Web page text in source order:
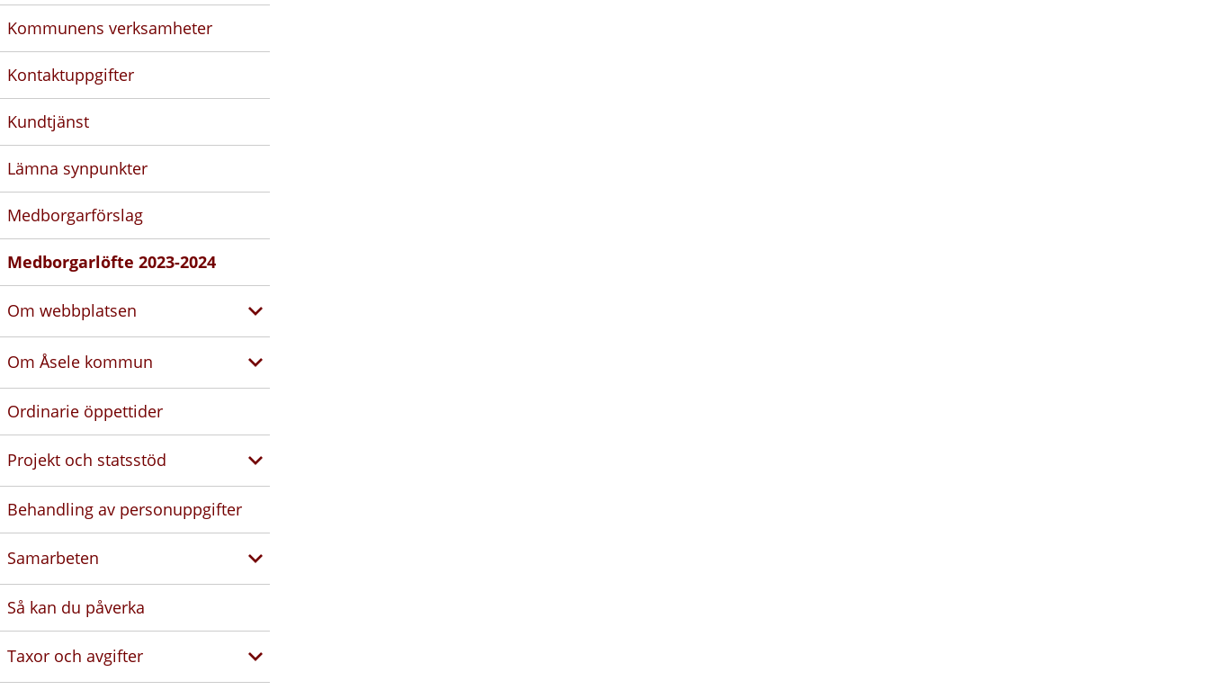
Kommunens verksamheter
Kontaktuppgifter
Kundtjänst
Lämna synpunkter
Medborgarförslag
Medborgarlöfte 2023-2024
Om webbplatsen
Om Åsele kommun
Ordinarie öppettider
Projekt och statsstöd
Behandling av personuppgifter
Samarbeten
Så kan du påverka
Taxor och avgifter